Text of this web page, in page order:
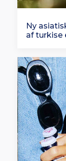
Ny
af turkise